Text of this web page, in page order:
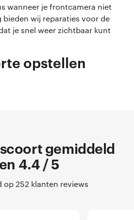
wanneer je frontcamera niet
bieden wij reparaties voor de
je snel weer zichtbaar kunt
opstellen
gemiddeld
4.4 / 5
op 252 klanten reviews